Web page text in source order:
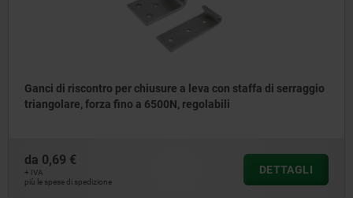
Ganci di riscontro per chiusure a leva con staffa di serraggio
triangolare, forza fino a 6500N, regolabili
da 0,69 €
+ IVA
più le spese di spedizione
DETTAGLI